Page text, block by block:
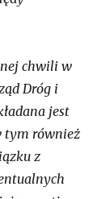
chwili w
Dróg i
jest
tym również
z